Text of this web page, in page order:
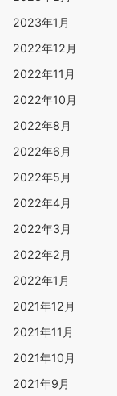
2023年1月
2022年12月
2022年11月
2022年10月
2022年8月
2022年6月
2022年5月
2022年4月
2022年3月
2022年2月
2022年1月
2021年12月
2021年11月
2021年10月
2021年9月